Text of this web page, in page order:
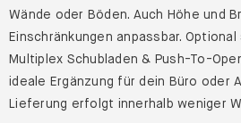
Wände oder Böden. Auch Höhe und
Einschränkungen anpassbar.
Multiplex Schubladen & Push-To-
ideale Ergänzung für dein Büro oder
Lieferung erfolgt innerhalb weniger